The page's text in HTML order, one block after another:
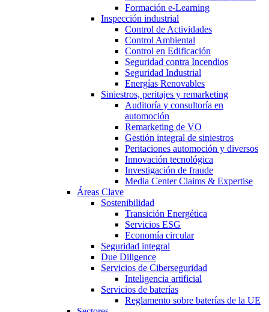
Formación e-Learning
Inspección industrial
Control de Actividades
Control Ambiental
Control en Edificación
Seguridad contra Incendios
Seguridad Industrial
Energías Renovables
Siniestros, peritajes y remarketing
Auditoría y consultoría en
automoción
Remarketing de VO
Gestión integral de siniestros
Peritaciones automoción y diversos
Innovación tecnológica
Investigación de fraude
Media Center Claims & Expertise
Áreas Clave
Sostenibilidad
Transición Energética
Servicios ESG
Economía circular
Seguridad integral
Due Diligence
Servicios de Ciberseguridad
Inteligencia artificial
Servicios de baterías
Reglamento sobre baterías de la UE